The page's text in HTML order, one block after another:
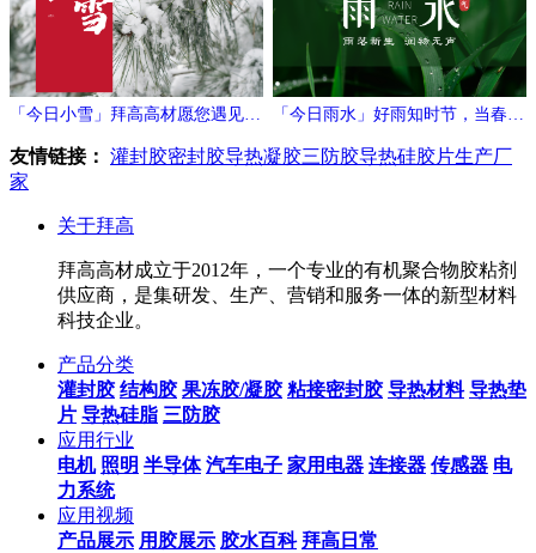
「今日小雪」拜高高材愿您遇见冬
日的温暖与期待！
「今日雨水」好雨知时节，当春乃
发生
友情链接： 灌封胶密封胶导热凝胶三防胶导热硅胶片生产厂
家
关于拜高
拜高高材成立于2012年，一个专业的有机聚合物胶粘剂
供应商，是集研发、生产、营销和服务一体的新型材料
科技企业。
产品分类
灌封胶 结构胶 果冻胶/凝胶 粘接密封胶 导热材料 导热垫
片 导热硅脂 三防胶
应用行业
电机 照明 半导体 汽车电子 家用电器 连接器 传感器 电
力系统
应用视频
产品展示 用胶展示 胶水百科 拜高日常